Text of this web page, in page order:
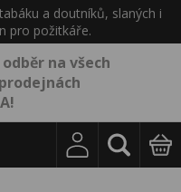
a doutníků, slaných i
pro požitkáře.
na všech